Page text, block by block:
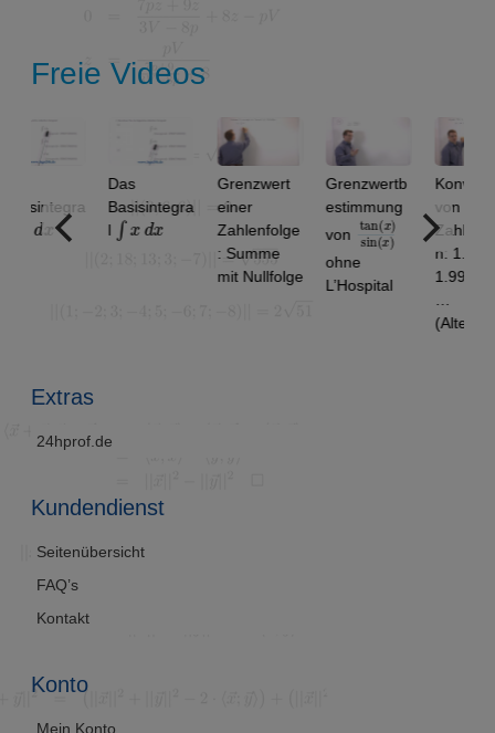
Freie Videos
Basisintegra
x
Grenzwert
einer
Zahlenfolge
: Summe
mit Nullfolge
Grenzwertb
estimmung
von
x
ohne
L’Hospital
Konvergenz
von
Zahlenfolge
n: 1.9 ,
1.99, 1.999,
(Alternativlö
Extras
24hprof.de
Kundendienst
Seitenübersicht
FAQ’s
Kontakt
Konto
Mein Konto